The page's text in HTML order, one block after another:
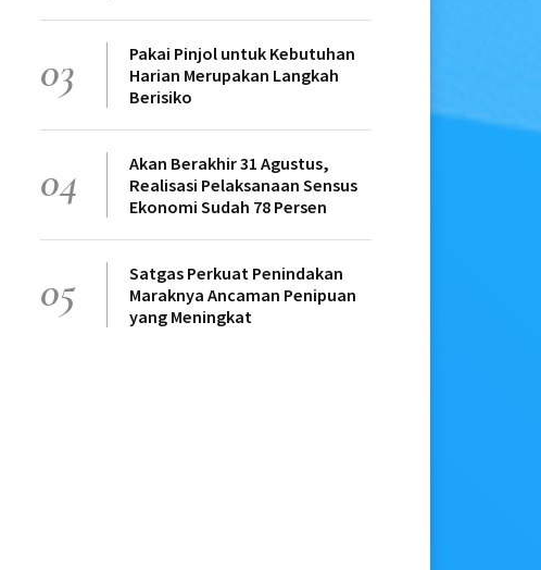
03
Pakai Pinjol untuk Kebutuhan
Harian Merupakan Langkah
Berisiko
04
Akan Berakhir 31 Agustus,
Realisasi Pelaksanaan Sensus
Ekonomi Sudah 78 Persen
05
Satgas Perkuat Penindakan
Maraknya Ancaman Penipuan
yang Meningkat